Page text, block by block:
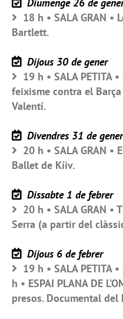
18 h • SALA GRAN •
Bartlett.
Dijous 30 de gener
19 h • SALA PETITA
feixisme contra el
Valentí.
Divendres 31 de gener
20 h • SALA GRAN •
Ballet de Kíiv.
Dissabte 1 de febrer
20 h • SALA GRAN
Serra (a partir del
Dijous 6 de febrer
19 h • SALA PETITA
h • ESPAI PLANA DE
presos. Documental del